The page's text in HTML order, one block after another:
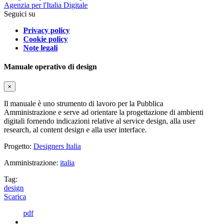
Agenzia per l'Italia Digitale
Seguici su
Privacy policy
Cookie policy
Note legali
Manuale operativo di design
×
Il manuale è uno strumento di lavoro per la Pubblica
Amministrazione e serve ad orientare la progettazione di ambienti
digitali fornendo indicazioni relative al service design, alla user
research, al content design e alla user interface.
Progetto: Designers Italia
Amministrazione: italia
Tag:
design
Scarica
pdf